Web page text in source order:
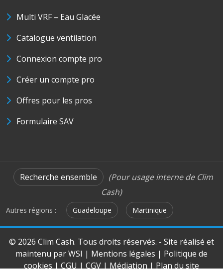
Multi VRF – Eau Glacée
Catalogue ventilation
Connexion compte pro
Créer un compte pro
Offres pour les pros
Formulaire SAV
Recherche ensemble
(Pour usage interne de Clim
Cash)
Autres régions : Guadeloupe Martinique
© 2026 Clim Cash. Tous droits réservés. - Site réalisé et
maintenu parWSI | Mentions légales | Politique de
cookies | CGU | CGV | Médiation | Plan du site